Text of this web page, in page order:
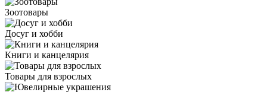
Зоотовары
Досуг и хобби
Книги и канцелярия
Товары для взрослых